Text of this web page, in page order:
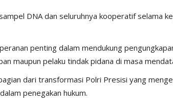
DNA dan seluruhnya kooperatif selama
penting dalam mendukung
maupun pelaku tindak pidana di masa
dari transformasi Polri Presisi yang
penegakan hukum.